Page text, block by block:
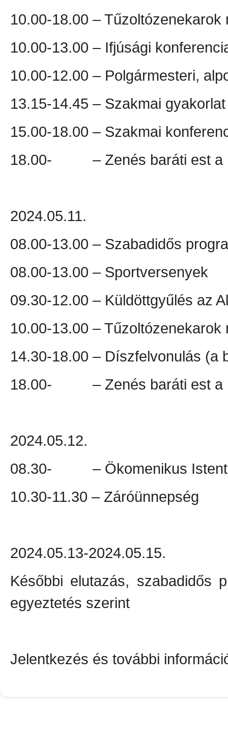
10.00-18.00 – Tűzoltózenekarok
10.00-13.00 – Ifjúsági
10.00-12.00 – Polgármesteri,
13.15-14.45 – Szakmai gyakorlat
15.00-18.00 – Szakmai
18.00- – Zenés baráti est a
2024.05.11.
08.00-13.00 – Szabadidős
08.00-13.00 – Sportversenyek
09.30-12.00 – Küldöttgyűlés az
10.00-13.00 – Tűzoltózenekarok
14.30-18.00 – Díszfelvonulás (a
18.00- – Zenés baráti est a
2024.05.12.
08.30- – Ökomenikus
10.30-11.30 – Záróünnepség
2024.05.13-2024.05.15.
Későbbi elutazás, szabadidős
egyeztetés szerint
Jelentkezés és további